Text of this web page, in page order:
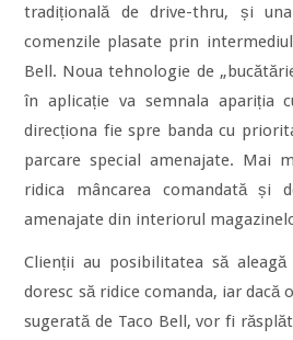
tradițională de drive-thru, și
comenzile plasate prin
Bell. Noua tehnologie de
în aplicație va semnala apariția
direcționa fie spre banda cu
parcare special amenajate. Mai
ridica mâncarea comandată și
amenajate din interiorul
Clienții au posibilitatea să
doresc să ridice comanda, iar dacă
sugerată de Taco Bell, vor fi